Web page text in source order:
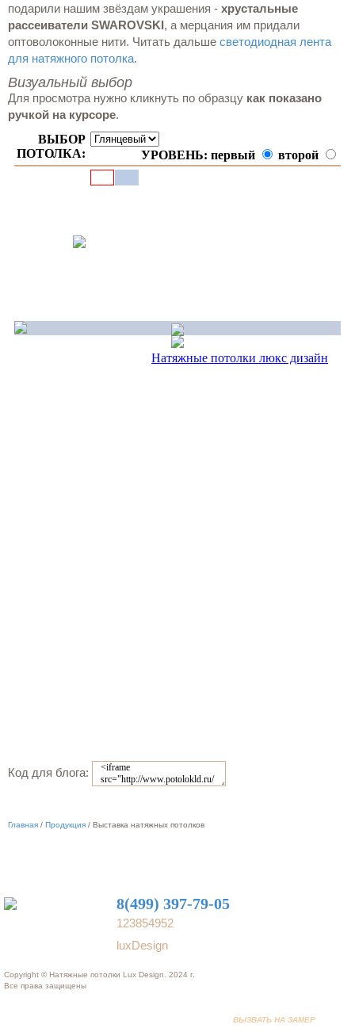
подарили нашим звёздам украшения - хрустальные
рассеиватели SWAROVSKI, а мерцания им придали
оптоволоконные нити. Читать дальше светодиодная лента
для натяжного потолка.
Визуальный выбор
Для просмотра нужно кликнуть по образцу как показано
ручкой на курсоре.
Код для блога:
Главная / Продукция / Выставка натяжных потолков
ВЫЗВАТЬ НА ЗАМЕР
8(499) 397-79-05
123854952
luxDesign
Copyright © Натяжные потолки Lux Design. 2024 г.
Все права защищены